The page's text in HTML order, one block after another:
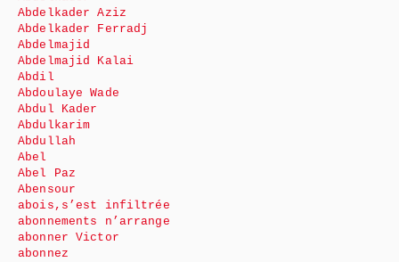
Abdelkader Aziz
Abdelkader Ferradj
Abdelmajid
Abdelmajid Kalai
Abdil
Abdoulaye Wade
Abdul Kader
Abdulkarim
Abdullah
Abel
Abel Paz
Abensour
abois,s’est infiltrée
abonnements n’arrange
abonner Victor
abonnez